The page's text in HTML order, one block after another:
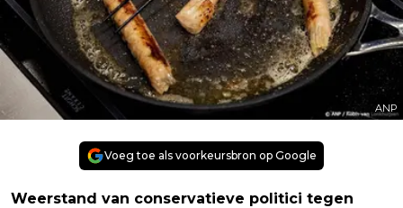
ANP
Voeg toe als voorkeursbron op Google
Weerstand van conservatieve politici tegen